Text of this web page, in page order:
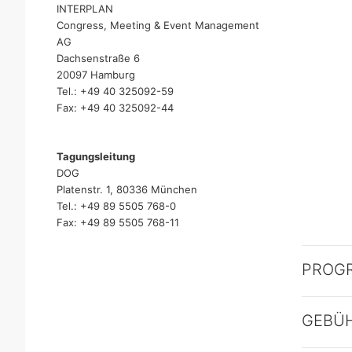
INTERPLAN
Congress, Meeting & Event Management
AG
Dachsenstraße 6
20097 Hamburg
Tel.: +49 40 325092-59
Fax: +49 40 325092-44
Tagungsleitung
DOG
Platenstr. 1, 80336 München
Tel.: +49 89 5505 768-0
Fax: +49 89 5505 768-11